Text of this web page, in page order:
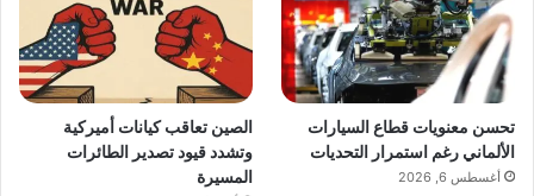
تحسن معنويات قطاع السيارات
الألماني رغم استمرار التحديات
أغسطس 6, 2026
الصين تعاقب كيانات أميركية
وتشدد قيود تصدير الطائرات
المسيرة